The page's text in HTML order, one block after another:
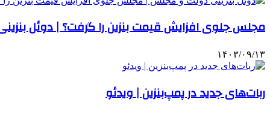
مجلس جلوی افزایش قیمت بنزین را گرفت؟ | دوئل
۱۴۰۳/۰۹/۱۳
ربات‌های جدید در پمپ‌بنزین | ویدئو